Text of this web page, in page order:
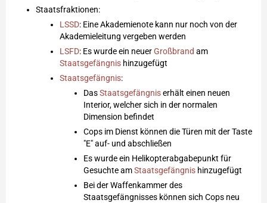
Staatsfraktionen:
LSSD: Eine Akademienote kann nur noch von der
Akademieleitung vergeben werden
LSFD: Es wurde ein neuerGroßbrand am
Staatsgefängnis hinzugefügt
Staatsgefängnis:
DasStaatsgefängniserhält einen neuen
Interior, welcher sich in der normalen
Dimension befindet
Cops im Dienst können die Türen mit der Taste
"E" auf- und abschließen
Es wurde ein Helikopterabgabepunkt für
Gesuchte amStaatsgefängnis hinzugefügt
Bei der Waffenkammer des
Staatsgefängnisses können sich Cops neu